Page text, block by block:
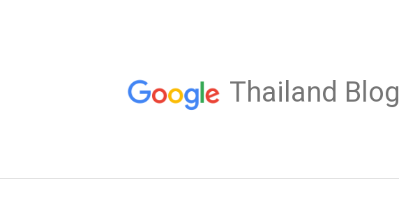
Thailand Blog